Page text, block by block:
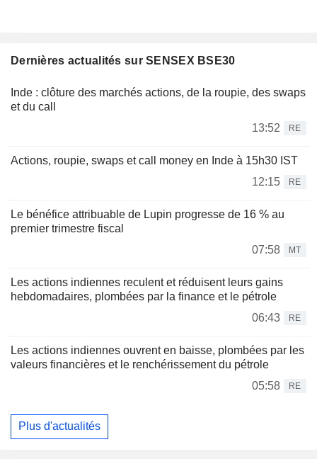
Dernières actualités sur SENSEX BSE30
Inde : clôture des marchés actions, de la roupie, des swaps
et du call
13:52
RE
Actions, roupie, swaps et call money en Inde à 15h30 IST
12:15
RE
Le bénéfice attribuable de Lupin progresse de 16 % au
premier trimestre fiscal
07:58
MT
Les actions indiennes reculent et réduisent leurs gains
hebdomadaires, plombées par la finance et le pétrole
06:43
RE
Les actions indiennes ouvrent en baisse, plombées par les
valeurs financières et le renchérissement du pétrole
05:58
RE
Plus d'actualités